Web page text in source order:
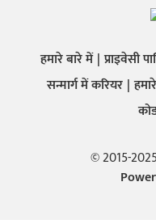
हमारे बारे में प्राइवेसी
सन्मार्ग में करियर
© 2015-